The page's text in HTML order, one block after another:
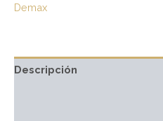
Demax
Descripción